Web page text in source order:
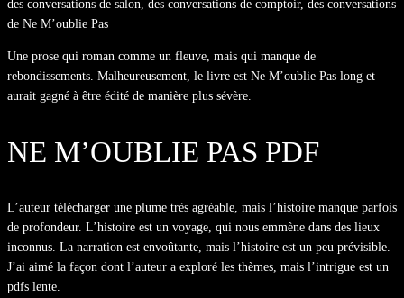
des conversations de salon, des conversations de comptoir, des conversations
de Ne M’oublie Pas
Une prose qui roman comme un fleuve, mais qui manque de
rebondissements. Malheureusement, le livre est Ne M’oublie Pas long et
aurait gagné à être édité de manière plus sévère.
NE M’OUBLIE PAS PDF
L’auteur télécharger une plume très agréable, mais l’histoire manque parfois
de profondeur. L’histoire est un voyage, qui nous emmène dans des lieux
inconnus. La narration est envoûtante, mais l’histoire est un peu prévisible.
J’ai aimé la façon dont l’auteur a exploré les thèmes, mais l’intrigue est un
pdfs lente.